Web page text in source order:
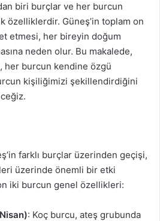
biri burçlar ve her burcun
özelliklerdir. Güneş’in toplam on
etmesi, her bireyin doğum
neden olur. Bu makalede,
her burcun kendine özgü
kişiliğimizi şekillendirdiğini
farklı burçlar üzerinden geçişi,
üzerinde önemli bir etki
iki burcun genel özellikleri:
: Koç burcu, ateş grubunda